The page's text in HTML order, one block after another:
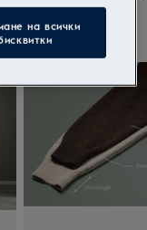
на всички